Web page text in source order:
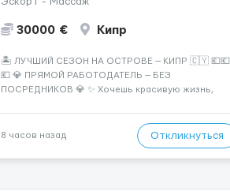
30000 € Кипр
🏝️ ЛУЧШИЙ СЕЗОН НА ОСТРОВЕ — КИПР 🇨🇾 💶💶
💶 💎 ПРЯМОЙ РАБОТОДАТЕЛЬ — БЕЗ
ПОСРЕДНИКОВ 💎 ✨ Хочешь красивую жизнь,
— Опытная команда с годами практики —
Стабильный поток клиентов (без ...
8 часов назад Откликнуться